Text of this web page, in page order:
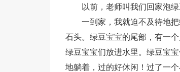
以前，老师叫我们回家泡
一到家，我就迫不及待地
石头。绿豆宝宝的尾部，有一
绿豆宝宝们放进水里。绿豆宝
地躺着，过的好休闲！过了一